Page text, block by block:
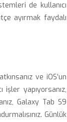
de kullanıcı
ayırmak faydalı
ve iOS’un
yapıyorsanız,
Galaxy Tab S9
Günlük